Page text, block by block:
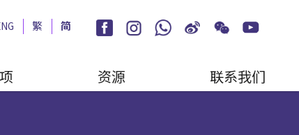
繁 简
资源 联系我们